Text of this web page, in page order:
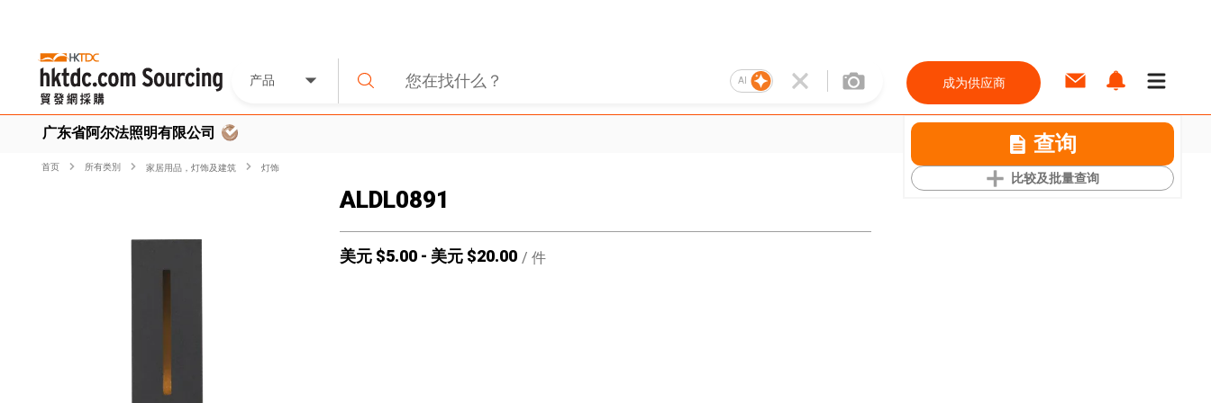
产品 AI 成为供应商
广东省阿尔法照明有限公司 查询
比较及批量查询
首页 所有类別 家居用品，灯饰及建筑 灯饰
ALDL0891
美元 $5.00 - 美元 $20.00 / 件